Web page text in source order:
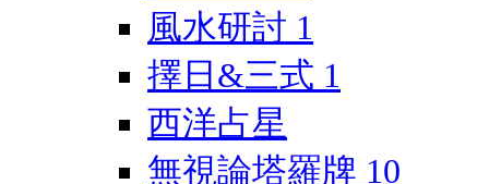
風水研討 1
擇日&三式 1
西洋占星
無視論塔羅牌 10